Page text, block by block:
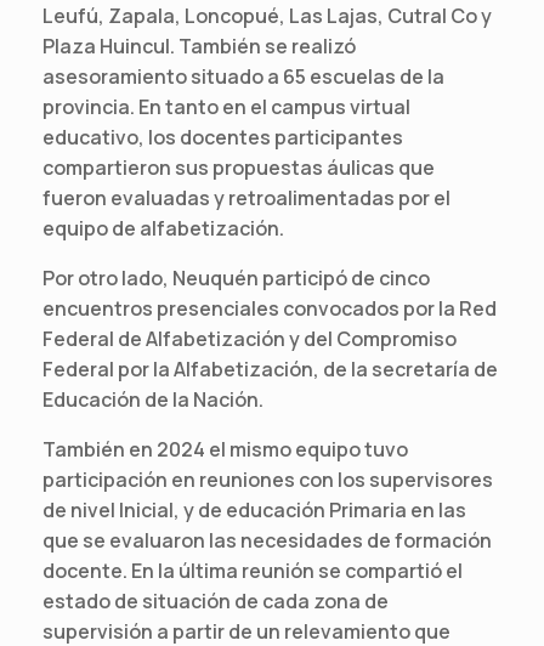
Leufú, Zapala, Loncopué, Las Lajas, Cutral Co y
Plaza Huincul. También se realizó
asesoramiento situado a 65 escuelas de la
provincia. En tanto en el campus virtual
educativo, los docentes participantes
compartieron sus propuestas áulicas que
fueron evaluadas y retroalimentadas por el
equipo de alfabetización.
Por otro lado, Neuquén participó de cinco
encuentros presenciales convocados por la Red
Federal de Alfabetización y del Compromiso
Federal por la Alfabetización, de la secretaría de
Educación de la Nación.
También en 2024 el mismo equipo tuvo
participación en reuniones con los supervisores
de nivel Inicial, y de educación Primaria en las
que se evaluaron las necesidades de formación
docente. En la última reunión se compartió el
estado de situación de cada zona de
supervisión a partir de un relevamiento que